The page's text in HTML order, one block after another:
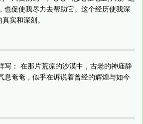
也促使我尽力去帮助它。这个经历使我深
实和深刻。
写： 在那片荒凉的沙漠中，古老的神庙静
息奄奄，似乎在诉说着曾经的辉煌与如今